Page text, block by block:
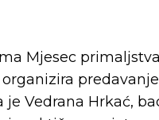
Mjesec
Vedrana Hrkać,